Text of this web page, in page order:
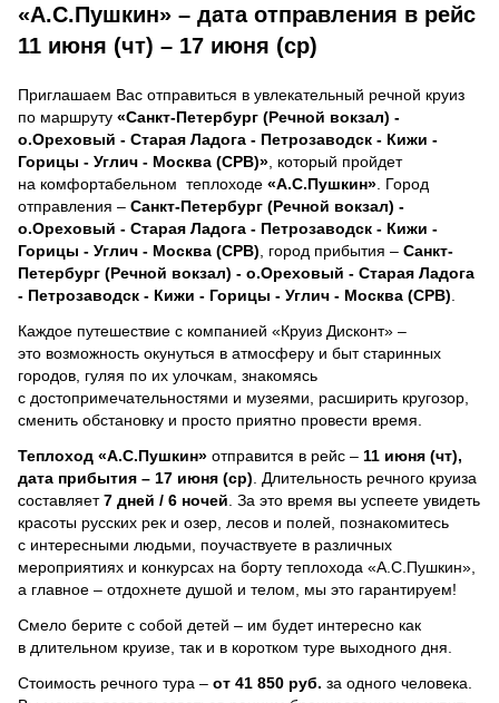
«А.С.Пушкин» – дата отправления в рейс
11 июня (чт) – 17 июня (ср)
Приглашаем Вас отправиться в увлекательный речной круиз
по маршруту «Санкт-Петербург (Речной вокзал) -
о.Ореховый - Старая Ладога - Петрозаводск - Кижи -
Горицы - Углич - Москва (СРВ)» , который пройдет
на комфортабельном теплоходе «А.С.Пушкин» . Город
отправления – Санкт-Петербург (Речной вокзал) -
о.Ореховый - Старая Ладога - Петрозаводск - Кижи -
Горицы - Углич - Москва (СРВ) , город прибытия – Санкт-
Петербург (Речной вокзал) - о.Ореховый - Старая Ладога
- Петрозаводск - Кижи - Горицы - Углич - Москва (СРВ)
Каждое путешествие с компанией «Круиз Дисконт» –
это возможность окунуться в атмосферу и быт старинных
городов, гуляя по их улочкам, знакомясь
с достопримечательностями и музеями, расширить кругозор,
сменить обстановку и просто приятно провести время.
Теплоход «А.С.Пушкин» отправится в рейс – 11 июня (чт),
дата прибытия – 17 июня (ср) . Длительность речного круиза
составляет7 дней / 6 ночей За это время вы успеете увидеть
красоты русских рек и озер, лесов и полей, познакомитесь
с интересными людьми, поучаствуете в различных
мероприятиях и конкурсах на борту теплохода «А.С.Пушкин»,
а главное – отдохнете душой и телом, мы это гарантируем!
Смело берите с собой детей – им будет интересно как
в длительном круизе, так и в коротком туре выходного дня.
Стоимость речного тура – от 41 850 руб. за одного человека.